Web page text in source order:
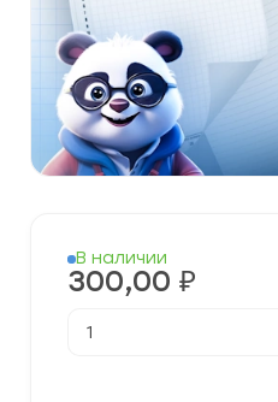
В наличии
300,00 ₽
товара